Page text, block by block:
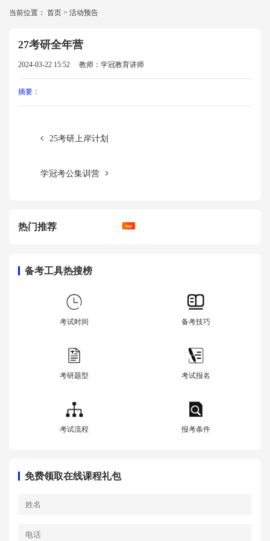
当前位置： 首页 > 活动预告
27考研全年营
2024-03-22 15:52 教师：学冠教育讲师
摘要：
25考研上岸计划
学冠考公集训营
热门推荐
备考工具热搜榜
考试时间 备考技巧
考研题型 考试报名
考试流程 报考条件
免费领取在线课程礼包